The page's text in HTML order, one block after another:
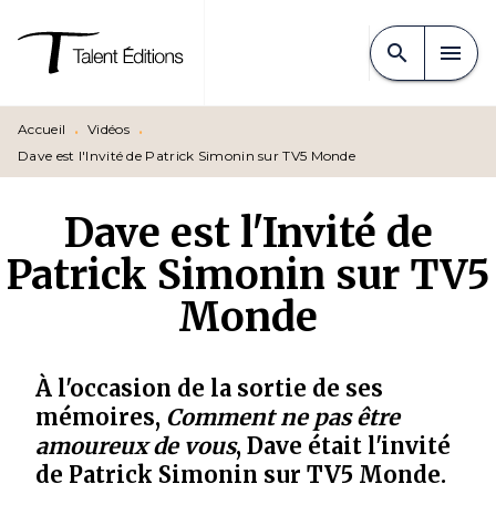
MENU CONTENU
PIED DE PAGE
search menu
Accueil • Vidéos •
Dave est l'Invité de Patrick Simonin sur TV5 Monde
Dave est l'Invité de
Patrick Simonin sur TV5
Monde
À l'occasion de la sortie de ses
mémoires, Comment ne pas être
amoureux de vous, Dave était l'invité
de Patrick Simonin sur TV5 Monde.